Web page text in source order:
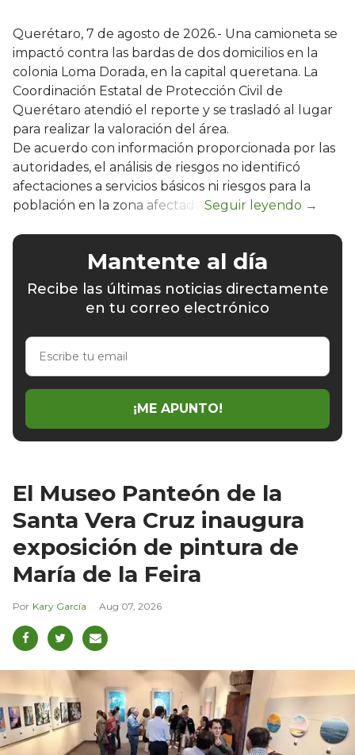
Querétaro, 7 de agosto de 2026.- Una camioneta se
impactó contra las bardas de dos domicilios en la
colonia Loma Dorada, en la capital queretana. La
Coordinación Estatal de Protección Civil de
Querétaro atendió el reporte y se trasladó al lugar
para realizar la valoración del área.
De acuerdo con información proporcionada por las
autoridades, el análisis de riesgos no identificó
afectaciones a servicios básicos ni riesgos para la
población en la zona afectada.
Mantente al día
Recibe las últimas noticias directamente
en tu correo electrónico
Escribe
email
¡ME APUNTO!
El Museo Panteón de la
Santa Vera Cruz inaugura
exposición de pintura de
María de la Feira
Kary García Aug 07, 2026